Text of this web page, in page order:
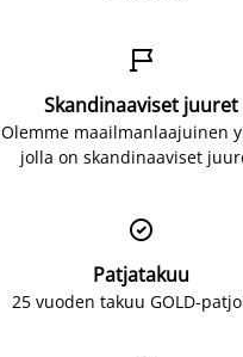

Skandinaaviset juuret
Olemme maailmanlaajuinen
jolla on skandinaaviset

Patjatakuu
25 vuoden takuu GOLD-